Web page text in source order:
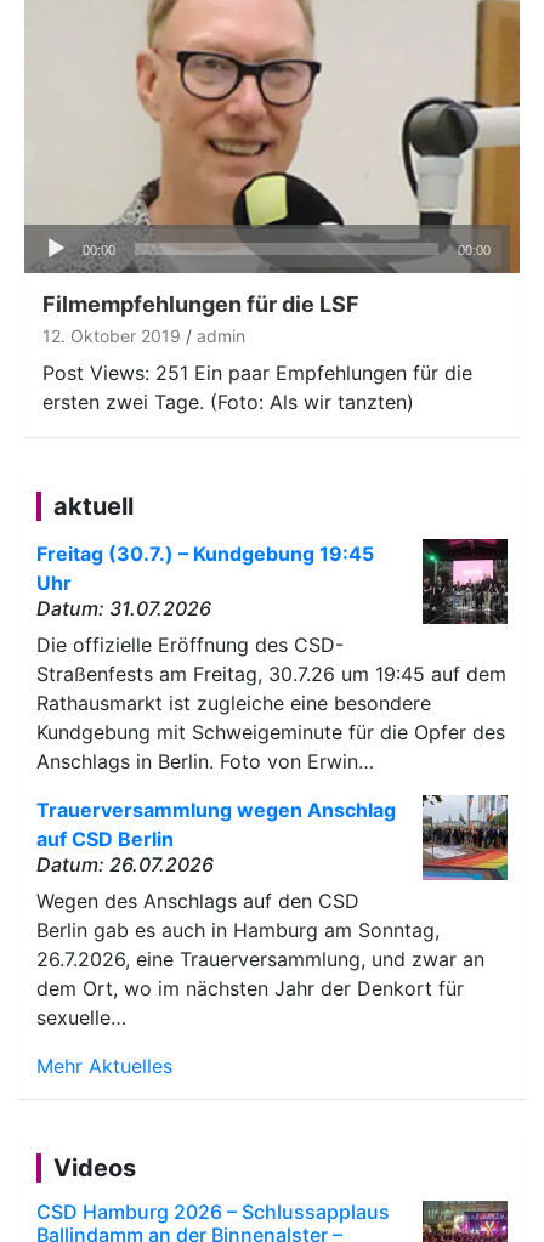
Audio-
Player
00:00 00:00
Filmempfehlungen für die LSF
12. Oktober 2019 admin
Post Views: 251 Ein paar Empfehlungen für die
ersten zwei Tage. (Foto: Als wir tanzten)
aktuell
Freitag (30.7.) – Kundgebung 19:45
Uhr
Datum: 31.07.2026
Die offizielle Eröffnung des CSD-
Straßenfests am Freitag, 30.7.26 um 19:45 auf dem
Rathausmarkt ist zugleiche eine besondere
Kundgebung mit Schweigeminute für die Opfer des
Anschlags in Berlin. Foto von Erwin…
Trauerversammlung wegen Anschlag
auf CSD Berlin
Datum: 26.07.2026
Wegen des Anschlags auf den CSD
Berlin gab es auch in Hamburg am Sonntag,
26.7.2026, eine Trauerversammlung, und zwar an
dem Ort, wo im nächsten Jahr der Denkort für
sexuelle…
Mehr Aktuelles
Videos
CSD Hamburg 2026 – Schlussapplaus
Ballindamm an der Binnenalster –